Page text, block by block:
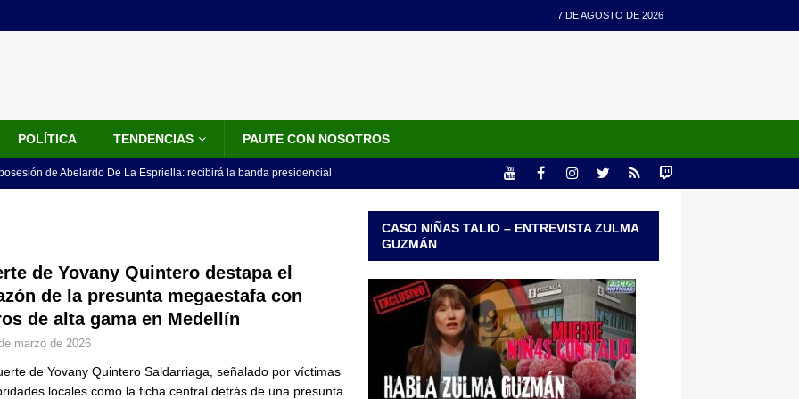
7 DE AGOSTO DE 2026
POLÍTICA TENDENCIAS PAUTE CON NOSOTROS
de Abelardo De La Espriella: recibirá la banda presidencial
LO ÚLTIMO
de la banda presidencial que portará Abelardo De La
de un sastre colombiano reconocido en el mundo
Fiscalía amplía investigación por presunto lavado de activos y
de Yovany Quintero destapa el
de la presunta megaestafa con
de alta gama en Medellín
marzo de 2026
de Yovany Quintero Saldarriaga, señalado por víctimas
locales como la ficha central detrás de una presunta
CASO NIÑAS TALIO – ENTREVISTA ZULMA
GUZMÁN